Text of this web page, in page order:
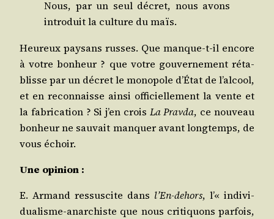
Nous, par un seul décret, nous avons
intro­duit la culture du maïs.
Heu­reux pay­sans russes. Que manque-t-il encore
à votre bon­heur ? que votre gou­ver­ne­ment réta­
blisse par un décret le mono­pole d’État de l’alcool,
et en recon­naisse ain­si offi­ciel­le­ment la vente et
la fabri­ca­tion ? Si j’en crois La Prav­da, ce nou­veau
bon­heur ne sau­vait man­quer avant long­temps, de
vous échoir.
Une opi­nion :
E. Armand res­sus­cite dans l’En-dehors, l’« indi­vi­
dua­lisme-anar­chiste que nous cri­ti­quons par­fois,